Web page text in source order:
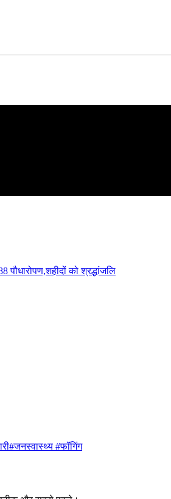
को श्रद्धांजलि
#फॉगिंग